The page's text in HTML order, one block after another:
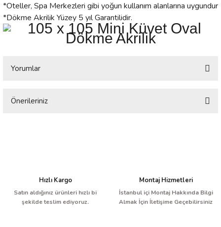
*Oteller, Spa Merkezleri gibi yoğun kullanım alanlarına uygundur
*Dökme Akrilik Yüzey 5 yıl Garantilidir.
Yorumlar
Önerileriniz
Ürün resmi kalitesiz, bozuk veya görüntülenemiyor.
Ürün açıklamasında eksik bilgiler bulunuyor.
Ürün bilgilerinde hatalar bulunuyor.
Hızlı Kargo
Satın aldığınız ürünleri hızlı bi
şekilde teslim ediyoruz.
Montaj Hizmetleri
İstanbul içi Montaj Hakkında Bilgi
Almak İçin İletişime Geçebilirsiniz